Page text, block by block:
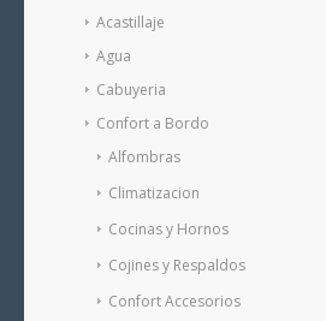
Acastillaje
Agua
Cabuyeria
Confort a Bordo
Alfombras
Climatizacion
Cocinas y Hornos
Cojines y Respaldos
Confort Accesorios